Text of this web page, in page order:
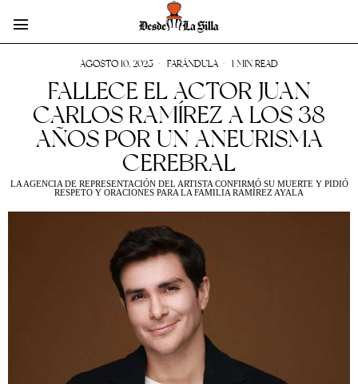
AGOSTO 10, 2025 FARÁNDULA 1 MIN READ
FALLECE EL ACTOR JUAN
CARLOS RAMÍREZ A LOS 38
AÑOS POR UN ANEURISMA
CEREBRAL
LA AGENCIA DE REPRESENTACIÓN DEL ARTISTA CONFIRMÓ SU MUERTE Y PIDIÓ
RESPETO Y ORACIONES PARA LA FAMILIA RAMÍREZ AYALA